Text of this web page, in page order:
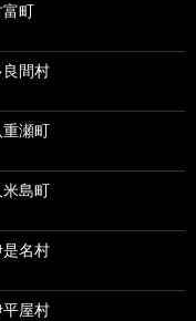
富町
良間村
重瀬町
米島町
是名村
平屋村